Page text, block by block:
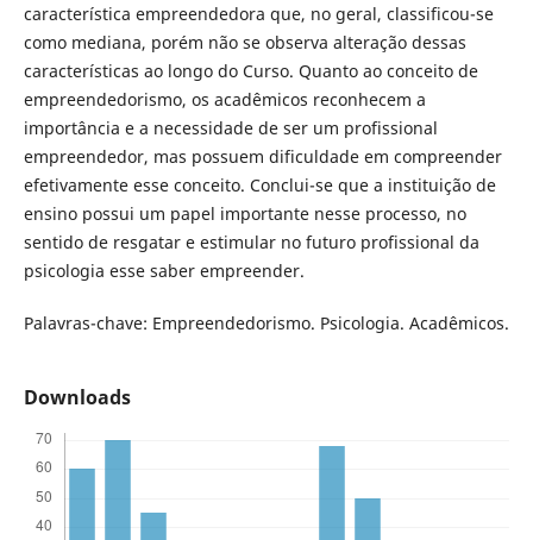
característica empreendedora que, no geral, classificou-se
como mediana, porém não se observa alteração dessas
características ao longo do Curso. Quanto ao conceito de
empreendedorismo, os acadêmicos reconhecem a
importância e a necessidade de ser um profissional
empreendedor, mas possuem dificuldade em compreender
efetivamente esse conceito. Conclui-se que a instituição de
ensino possui um papel importante nesse processo, no
sentido de resgatar e estimular no futuro profissional da
psicologia esse saber empreender.
Palavras-chave: Empreendedorismo. Psicologia. Acadêmicos.
Downloads